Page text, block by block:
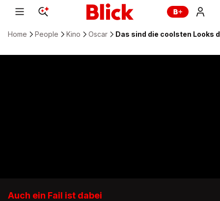
Home People Kino Oscar Das sind die coolsten Looks
Auch ein Fail ist dabei